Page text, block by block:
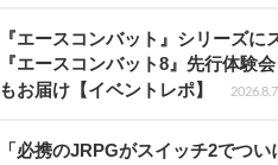
『エースコンバット』シリーズ
『エースコンバット8』先行体験
もお届け【イベントレポ】
「必携のJRPGがスイッチ2でつ